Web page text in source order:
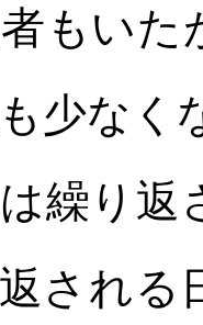
もい
少なく
繰り返
される